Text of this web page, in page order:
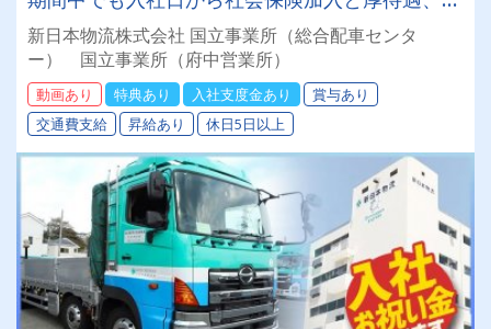
実の福利厚生！
新日本物流株式会社 国立事業所（総合配車センタ
ー） 国立事業所（府中営業所）
動画あり 特典あり 入社支度金あり
賞与あり
交通費支給
昇給あり 休日5日以上